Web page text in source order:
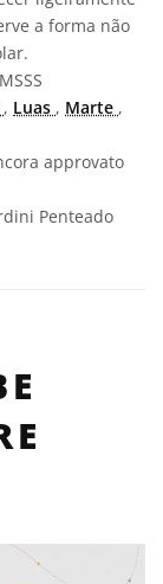
a forma não
, Luas , Marte ,
approvato
Penteado